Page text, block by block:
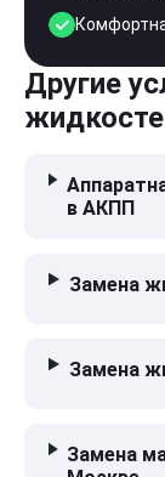
Другие
в АКПП
Замена
Замена
Замена